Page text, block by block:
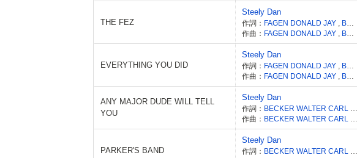
THE FEZ
Steely Dan
作詞： FAGEN DONALD JAY
BECKER WALTER CARL
作曲： FAGEN DONALD JAY BECKER WALTER CARL
EVERYTHING YOU DID
Steely Dan
作詞： FAGEN DONALD JAY
BECKER WALTER CARL
作曲： FAGEN DONALD JAY BECKER WALTER CARL
ANY MAJOR DUDE WILL TELL
YOU
Steely Dan
作詞：
作曲：
PARKER'S BAND
Steely Dan
作詞：